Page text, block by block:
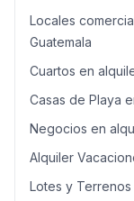
Locales
Guatemala
Cuartos en
Casas de Playa
Negocios en
Alquiler
Lotes y Terrenos